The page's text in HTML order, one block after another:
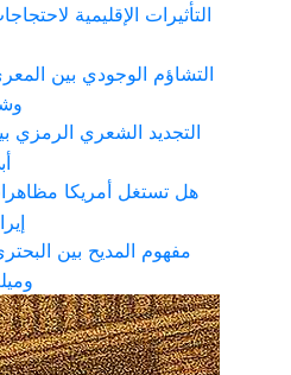
التأثيرات الإقليمية
التشاؤم الوجودي بين
التجديد الشعري الرمزي
هل تستغل أمريكا
مفهوم المديح بين